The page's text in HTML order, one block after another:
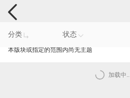
智能产品反馈
分类 状态
本版块或指定的范围内尚无主题
加载中..